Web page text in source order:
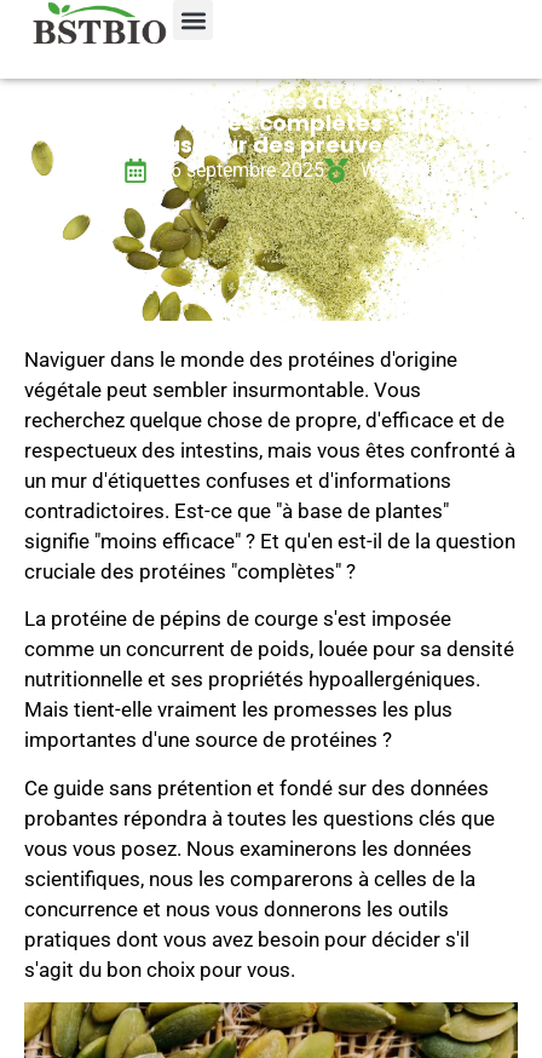
Les protéines de graines de citrouille sont-
elles des protéines complètes ? Un guide
basé sur des preuves
26 septembre 2025 Wayne
Naviguer dans le monde des protéines d'origine
végétale peut sembler insurmontable. Vous
recherchez quelque chose de propre, d'efficace et de
respectueux des intestins, mais vous êtes confronté à
un mur d'étiquettes confuses et d'informations
contradictoires. Est-ce que "à base de plantes"
signifie "moins efficace" ? Et qu'en est-il de la question
cruciale des protéines "complètes" ?
La protéine de pépins de courge s'est imposée
comme un concurrent de poids, louée pour sa densité
nutritionnelle et ses propriétés hypoallergéniques.
Mais tient-elle vraiment les promesses les plus
importantes d'une source de protéines ?
Ce guide sans prétention et fondé sur des données
probantes répondra à toutes les questions clés que
vous vous posez. Nous examinerons les données
scientifiques, nous les comparerons à celles de la
concurrence et nous vous donnerons les outils
pratiques dont vous avez besoin pour décider s'il
s'agit du bon choix pour vous.